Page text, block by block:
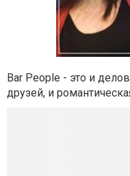
Bar People - это и
друзей, и